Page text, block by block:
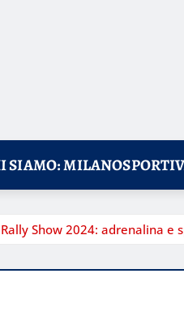
SIAMO:
Show 2024: adrenalina e